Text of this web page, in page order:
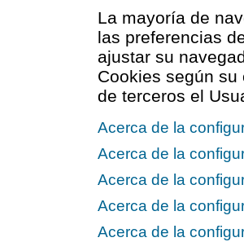
La mayoría de
las preferencias
ajustar su
Cookies según
de terceros el
Acerca de la
Acerca de la
Acerca de la
Acerca de la
Acerca de la